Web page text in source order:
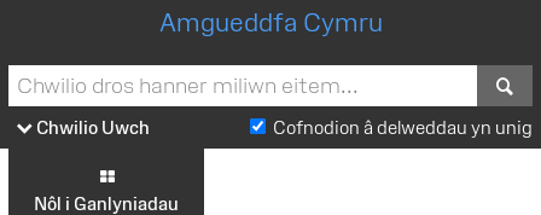
Amgueddfa Cymru
Chwilio Uwch Cofnodion â delweddau yn unig
Nôl i Ganlyniadau